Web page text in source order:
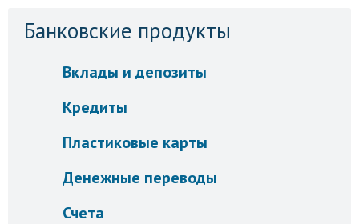
Банковские продукты
Вклады и депозиты
Кредиты
Пластиковые карты
Денежные переводы
Счета